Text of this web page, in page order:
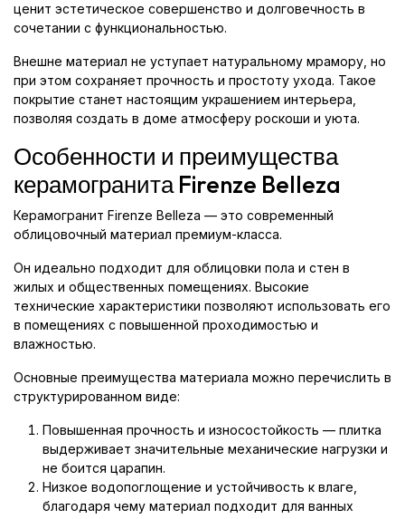
ценит эстетическое совершенство и долговечность в
сочетании с функциональностью.
Внешне материал не уступает натуральному мрамору, но
при этом сохраняет прочность и простоту ухода. Такое
покрытие станет настоящим украшением интерьера,
позволяя создать в доме атмосферу роскоши и уюта.
Особенности и преимущества
керамогранита Firenze Belleza
Керамогранит Firenze Belleza — это современный
облицовочный материал премиум-класса.
Он идеально подходит для облицовки пола и стен в
жилых и общественных помещениях. Высокие
технические характеристики позволяют использовать его
в помещениях с повышенной проходимостью и
влажностью.
Основные преимущества материала можно перечислить в
структурированном виде:
Повышенная прочность и износостойкость — плитка
выдерживает значительные механические нагрузки и
не боится царапин.
Низкое водопоглощение и устойчивость к влаге,
благодаря чему материал подходит для ванных